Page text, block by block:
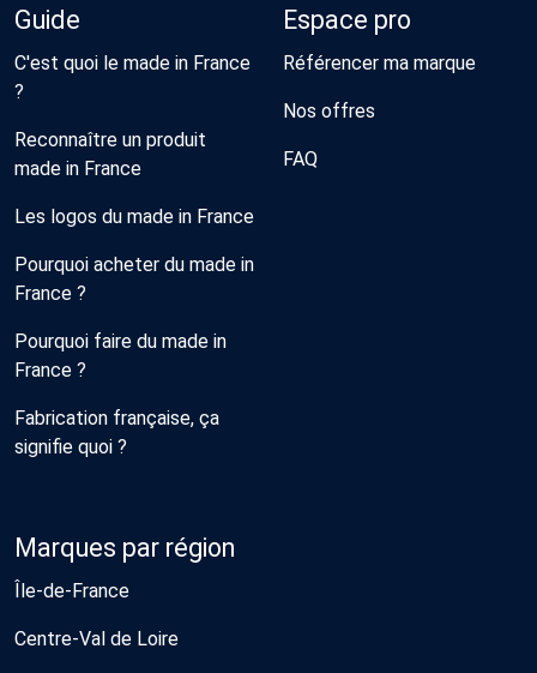
Guide
C'est quoi le made in France
?
Reconnaître un produit
made in France
Les logos du made in France
Pourquoi acheter du made in
France ?
Pourquoi faire du made in
France ?
Fabrication française, ça
signifie quoi ?
Espace pro
Référencer ma marque
Nos offres
FAQ
Marques par région
Île-de-France
Centre-Val de Loire